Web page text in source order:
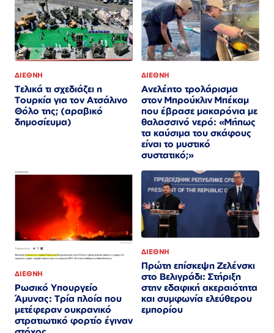
ΔΙΕΘΝΗ
Τελικά τι σχεδιάζει η
Τουρκία για τον Ατσάλινο
Θόλο της; (αραβικό
δημοσίευμα)
ΔΙΕΘΝΗ
Ανελέητο τρολάρισμα
στον Μπρούκλιν Μπέκαμ
που έβρασε μακαρόνια με
θαλασσινό νερό: «Μήπως
τα καύσιμα του σκάφους
είναι το μυστικό
συστατικό;»
ΔΙΕΘΝΗ
Ρωσικό Υπουργείο
Άμυνας: Τρία πλοία που
μετέφεραν ουκρανικό
στρατιωτικό φορτίο έγιναν
ΔΙΕΘΝΗ
Πρώτη επίσκεψη Ζελένσκι
στο Βελιγράδι: Στήριξη
στην εδαφική ακεραιότητα
και συμφωνία ελεύθερου
εμπορίου